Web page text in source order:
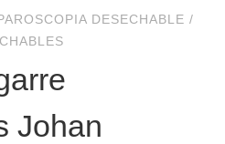
DESECHABLE /
Johan